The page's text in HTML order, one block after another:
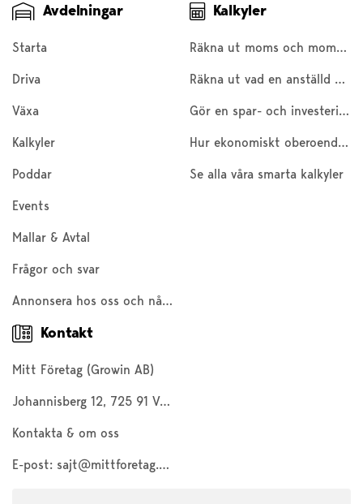
Avdelningar
Starta
Driva
Växa
Kalkyler
Poddar
Events
Mallar & Avtal
Frågor och svar
Annonsera hos oss och nå 200 000 företagare och entreprenörer
Kalkyler
Räkna ut moms och moms baklänges
Räkna ut vad en anställd kostar
Gör en spar- och investeringskalkyl
Hur ekonomiskt oberoende är du?
Se alla våra smarta kalkyler
Kontakt
Mitt Företag (Growin AB)
Johannisberg 12, 725 91 Västerås
Kontakta & om oss
E-post: sajt@mittforetag.com